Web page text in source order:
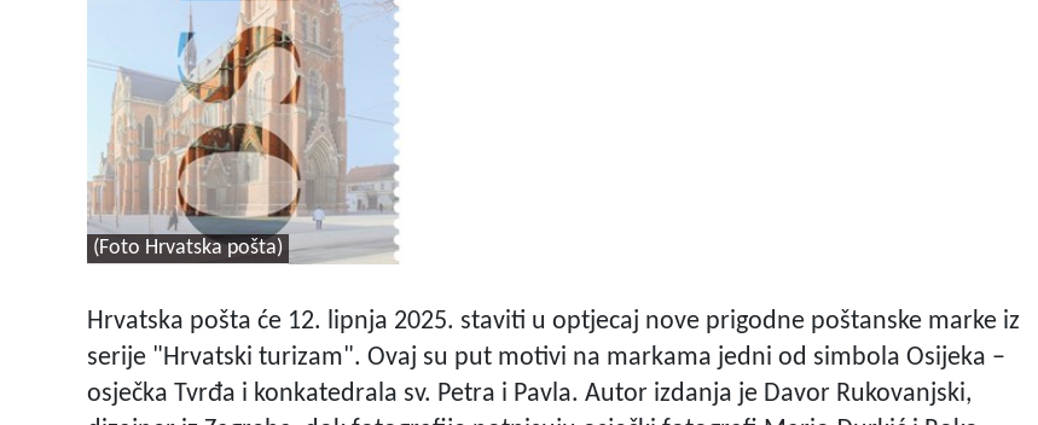
(Foto Hrvatska pošta)
Hrvatska pošta će 12. lipnja 2025. staviti u optjecaj nove prigodne poštanske marke iz
serije "Hrvatski turizam". Ovaj su put motivi na markama jedni od simbola Osijeka –
osječka Tvrđa i konkatedrala sv. Petra i Pavla. Autor izdanja je Davor Rukovanjski,